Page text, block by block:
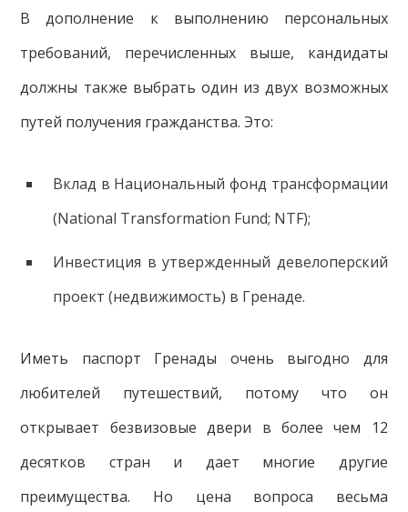
В дополнение к выполнению персональных
требований, перечисленных выше, кандидаты
должны также выбрать один из двух возможных
путей получения гражданства. Это:
Вклад в Национальный фонд трансформации
(National Transformation Fund; NTF);
Инвестиция в утвержденный девелоперский
проект (недвижимость) в Гренаде.
Иметь паспорт Гренады очень выгодно для
любителей путешествий, потому что он
открывает безвизовые двери в более чем 12
десятков стран и дает многие другие
преимущества. Но цена вопроса весьма